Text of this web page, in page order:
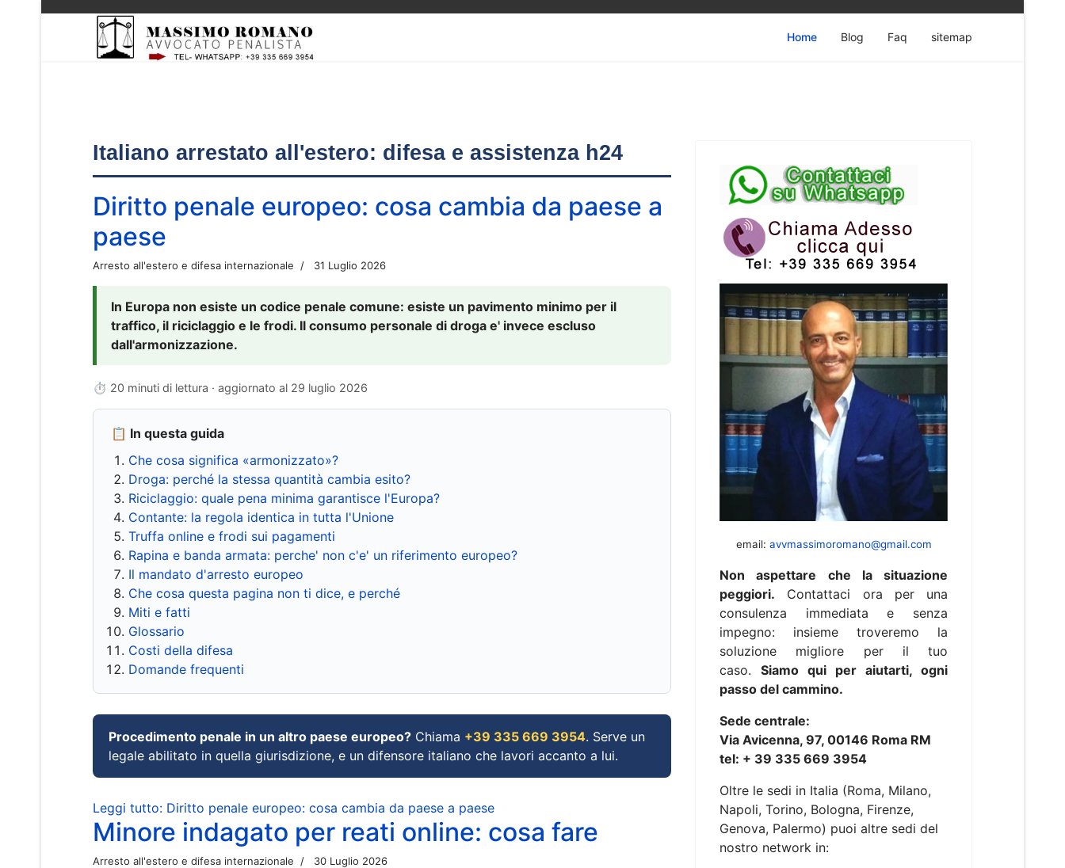
Home Blog Faq sitemap
Italiano arrestato all'estero: difesa e assistenza h24
Diritto penale europeo: cosa cambia da paese a
paese
Arresto all'estero e difesa internazionale 31 Luglio 2026
In Europa non esiste un codice penale comune: esiste un pavimento minimo per il
traffico, il riciclaggio e le frodi. Il consumo personale di droga e' invece escluso
dall'armonizzazione.
⏱ 20 minuti di lettura · aggiornato al 29 luglio 2026
📋 In questa guida
Che cosa significa «armonizzato»?
Droga: perché la stessa quantità cambia esito?
Riciclaggio: quale pena minima garantisce l'Europa?
Contante: la regola identica in tutta l'Unione
Truffa online e frodi sui pagamenti
Rapina e banda armata: perche' non c'e' un riferimento europeo?
Il mandato d'arresto europeo
Che cosa questa pagina non ti dice, e perché
Miti e fatti
Glossario
Costi della difesa
Domande frequenti
Procedimento penale in un altro paese europeo? Chiama +39 335 669 3954. Serve un
legale abilitato in quella giurisdizione, e un difensore italiano che lavori accanto a lui.
Leggi tutto: Diritto penale europeo: cosa cambia da paese a paese
Minore indagato per reati online: cosa fare
Arresto all'estero e difesa internazionale 30 Luglio 2026
email: avvmassimoromano@gmail.com
Non aspettare che la situazione
peggiori. Contattaci ora per una
consulenza immediata e senza
impegno: insieme troveremo la
soluzione migliore per il tuo
caso. Siamo qui per aiutarti, ogni
passo del cammino.
Sede centrale:
Via Avicenna, 97, 00146 Roma RM
tel: + 39 335 669 3954
Oltre le sedi in Italia (Roma, Milano,
Napoli, Torino, Bologna, Firenze,
Genova, Palermo) puoi altre sedi del
nostro network in: